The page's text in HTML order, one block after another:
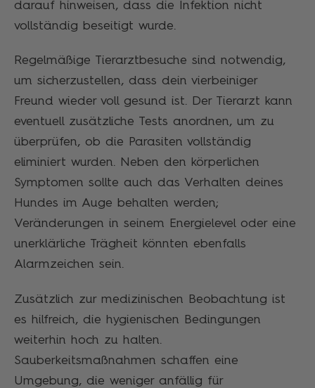
darauf hinweisen, dass die Infektion nicht
vollständig beseitigt wurde.
Regelmäßige Tierarztbesuche sind notwendig,
um sicherzustellen, dass dein vierbeiniger
Freund wieder voll gesund ist. Der Tierarzt kann
eventuell zusätzliche Tests anordnen, um zu
überprüfen, ob die Parasiten vollständig
eliminiert wurden. Neben den körperlichen
Symptomen sollte auch das Verhalten deines
Hundes im Auge behalten werden;
Veränderungen in seinem Energielevel oder eine
unerklärliche Trägheit könnten ebenfalls
Alarmzeichen sein.
Zusätzlich zur medizinischen Beobachtung ist
es hilfreich, die hygienischen Bedingungen
weiterhin hoch zu halten.
Sauberkeitsmaßnahmen schaffen eine
Umgebung, die weniger anfällig für